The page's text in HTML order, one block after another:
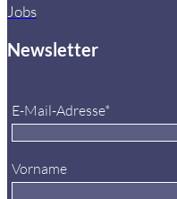
Jobs
Newsletter
E-Mail-Adresse*
Vorname